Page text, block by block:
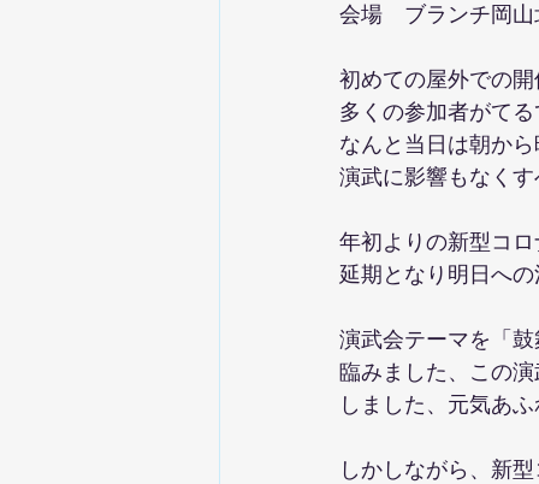
会場　ブランチ岡
初めての屋外での
多くの参加者がて
なんと当日は朝か
演武に影響もなく
年初よりの新型コ
延期となり明日へ
演武会テーマを「
臨みました、この
しました、元気あ
しかしながら、新